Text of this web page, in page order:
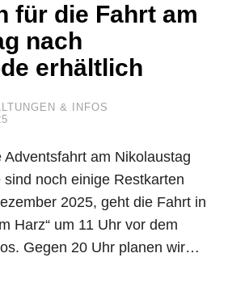
für die Fahrt am
nach
erhältlich
& INFOS
Adventsfahrt am Nikolaustag
noch einige Restkarten
2025, geht die Fahrt in
Harz“ um 11 Uhr vor dem
Gegen 20 Uhr planen wir…